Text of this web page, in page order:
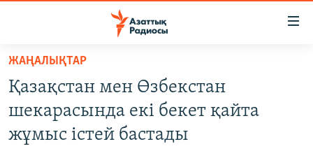
Skip
main
content
to
САЯСАТ
AZATTYQTV
ЖАҢАЛЫҚТАР
Қазақстан мен Өзбекстан
шекарасында екі бекет қайта
жұмыс істей бастады